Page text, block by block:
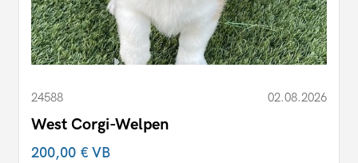
24588 02.08.2026
West Corgi-Welpen
200,00 €VB